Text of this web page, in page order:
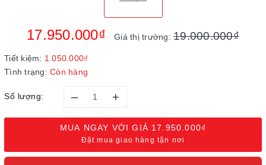
17.950.000₫ Giá thị trường:19.000.000₫
Tiết kiệm: 1.050.000₫
Tình trạng: Còn hàng
Số lượng: – +
MUA NGAY VỚI GIÁ 17.950.000₫
Đặt mua giao hàng tận nơi